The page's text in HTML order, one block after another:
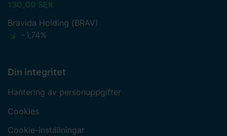
130,00 SEK
Bravida Holding (BRAV)
−1,74%
Din integritet
Hantering av personuppgifter
Cookies
Cookie-inställningar